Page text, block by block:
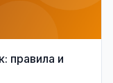
правила и